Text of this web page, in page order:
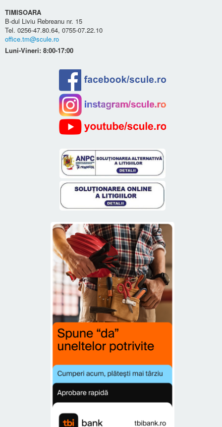
TIMISOARA
B-dul Liviu Rebreanu nr. 15
Tel. 0256-47.80.64, 0755-07.22.10
office.tm@scule.ro
Luni-Vineri: 8:00-17:00